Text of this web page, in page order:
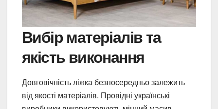
Вибір матеріалів та
якість виконання
Довговічність ліжка безпосередньо залежить
від якості матеріалів. Провідні українські